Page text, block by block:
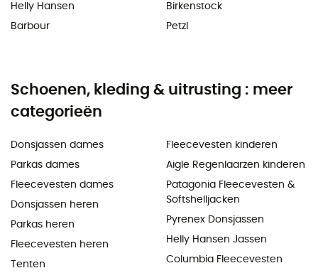
Helly Hansen
Barbour
Birkenstock
Petzl
Schoenen, kleding & uitrusting : meer
categorieën
Donsjassen dames
Parkas dames
Fleecevesten dames
Donsjassen heren
Parkas heren
Fleecevesten heren
Tenten
Fleecevesten kinderen
Aigle Regenlaarzen kinderen
Patagonia Fleecevesten &
Softshelljacken
Pyrenex Donsjassen
Helly Hansen Jassen
Columbia Fleecevesten